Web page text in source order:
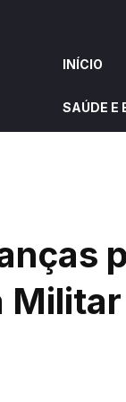
INÍCIO
SAÚDE E
Militar